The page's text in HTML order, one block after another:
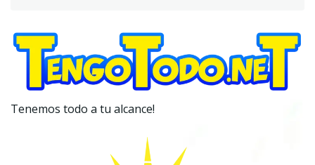
Tenemos todo a tu alcance!